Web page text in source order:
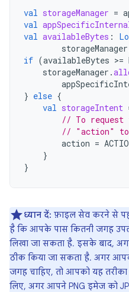
val storageManager =
val
val availableBytes :
storageManager
if (availableBytes >=
storageManager .
} else {
val storageIntent
// To request
// "action" to
action =
}
}
ध्यान दें: फ़ाइल सेव करने से
है कि आपके पास कितनी जगह
लिखा जा सकता है. इसके बाद,
ठीक किया जा सकता है. अगर
जगह चाहिए, तो आपको यह
लिए, अगर आपने PNG इमेज को